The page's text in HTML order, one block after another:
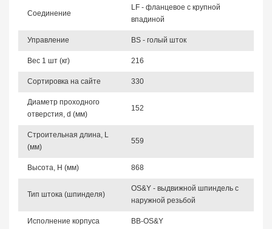
Соединение
LF - фланцевое с крупной
впадиной
Управление BS - голый шток
Вес 1 шт (кг) 216
Сортировка на сайте 330
Диаметр проходного
отверстия, d (мм)
152
Строительная длина, L
(мм)
559
Высота, Н (мм) 868
Тип штока (шпинделя)
OS&Y - выдвижной шпиндель с
наружной резьбой
Исполнение корпуса BB-OS&Y